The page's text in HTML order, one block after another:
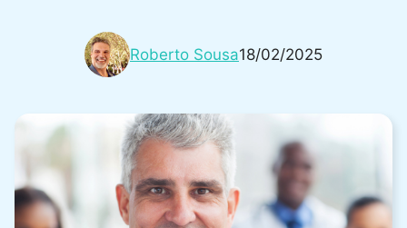
Roberto Sousa18/02/2025